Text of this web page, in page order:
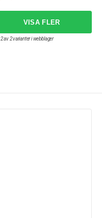
2 av 2 varianter i webblager